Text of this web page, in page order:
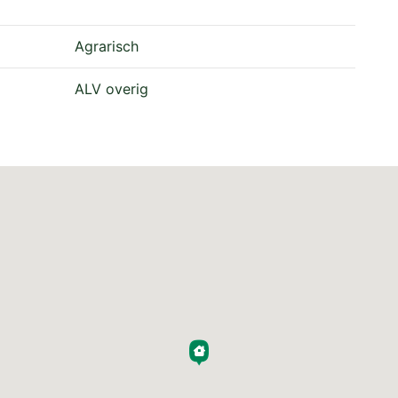
drempelloos uitgevoerd, wat de woning
wonen.
een harmonieus geheel. De keuken heeft een luxe
slaapkamer ensuite met een totale oppervlakte
Agrarisch
ALV overig